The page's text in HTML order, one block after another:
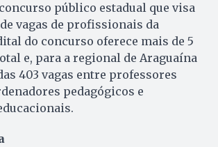
público estadual que visa
vagas de profissionais da
do concurso oferece mais de 5
e, para a regional de Araguaína
403 vagas entre professores
pedagógicos e